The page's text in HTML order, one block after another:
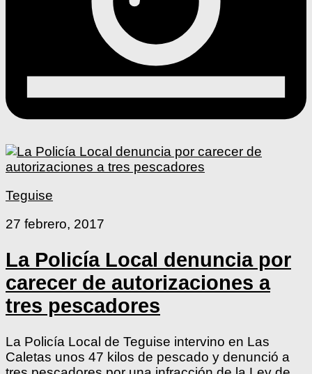
Teguise
27 febrero, 2017
La Policía Local denuncia por
carecer de autorizaciones a
tres pescadores
La Policía Local de Teguise intervino en Las
Caletas unos 47 kilos de pescado y denunció a